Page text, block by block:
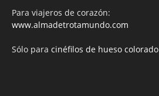
Para viajeros de corazón:
www.almadetrotamundo.com
Sólo para cinéfilos de hueso colorado